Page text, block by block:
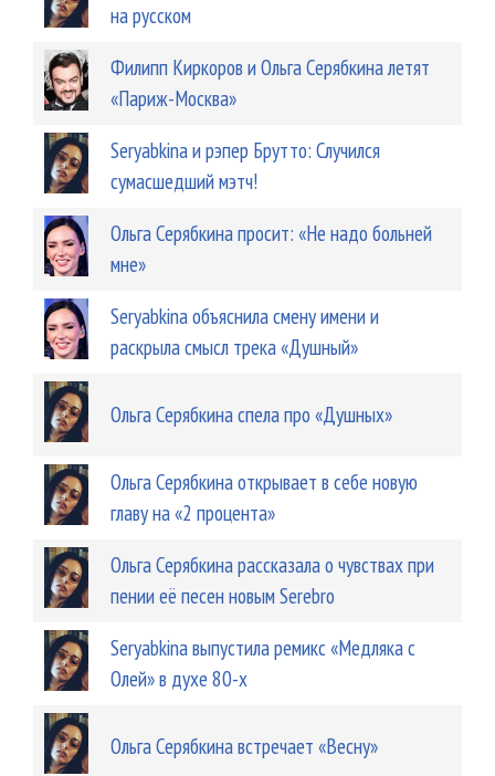
на русском
Филипп Киркоров и Ольга Серябкина летят
«Париж-Москва»
Seryabkina и рэпер Брутто: Случился
сумасшедший мэтч!
Ольга Серябкина просит: «Не надо больней
мне»
Seryabkina объяснила смену имени и
раскрыла смысл трека «Душный»
Ольга Серябкина спела про «Душных»
Ольга Серябкина открывает в себе новую
главу на «2 процента»
Ольга Серябкина рассказала о чувствах при
пении её песен новым Serebro
Seryabkina выпустила ремикс «Медляка с
Олей» в духе 80-х
Ольга Серябкина встречает «Весну»